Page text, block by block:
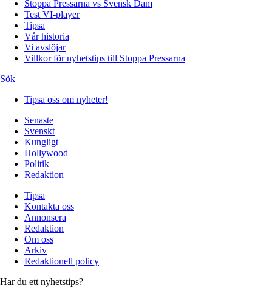
Stoppa Pressarna vs Svensk Dam
Test VI-player
Tipsa
Vår historia
Vi avslöjar
Villkor för nyhetstips till Stoppa Pressarna
Sök
Tipsa oss om nyheter!
Senaste
Svenskt
Kungligt
Hollywood
Politik
Redaktion
Tipsa
Kontakta oss
Annonsera
Redaktion
Om oss
Arkiv
Redaktionell policy
Har du ett nyhetstips?